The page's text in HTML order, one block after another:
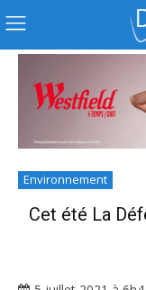
Environnement
Cet été La